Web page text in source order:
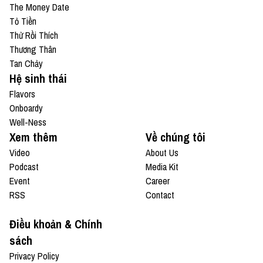
The Money Date
Tỏ Tiền
Thử Rồi Thích
Thương Thân
Tan Chảy
Hệ sinh thái
Flavors
Onboardy
Well-Ness
Xem thêm
Video
Podcast
Event
RSS
Về chúng tôi
About Us
Media Kit
Career
Contact
Điều khoản & Chính
sách
Privacy Policy